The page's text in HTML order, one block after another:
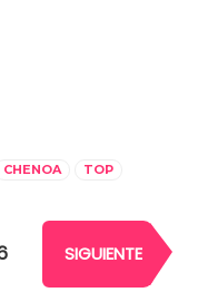
CHENOA TOP
SIGUIENTE